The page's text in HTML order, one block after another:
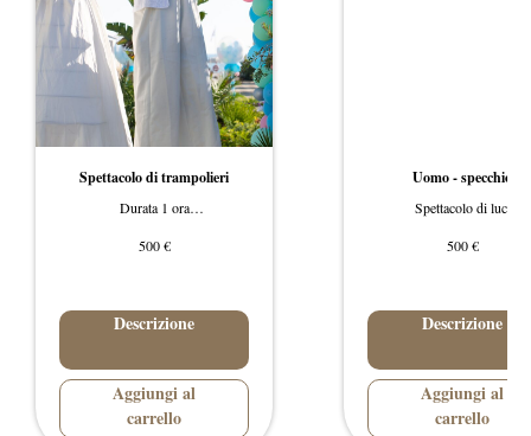
Spettacolo di trampolieri
Durata 1 ora
500 €
Descrizione
Aggiungi al
carrello
Uomo - specchio
Spettacolo di luci
500 €
Descrizione
Aggiungi al
carrello